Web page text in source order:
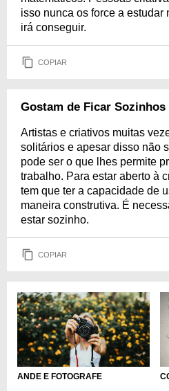
isso nunca os force a estudar
irá conseguir.
COPIAR
Gostam de Ficar Sozinhos
Artistas e criativos muitas
solitários e apesar disso não
pode ser o que lhes permite
trabalho. Para estar aberto à
tem que ter a capacidade de
maneira construtiva. É
estar sozinho.
COPIAR
ANDE E FOTOGRAFE